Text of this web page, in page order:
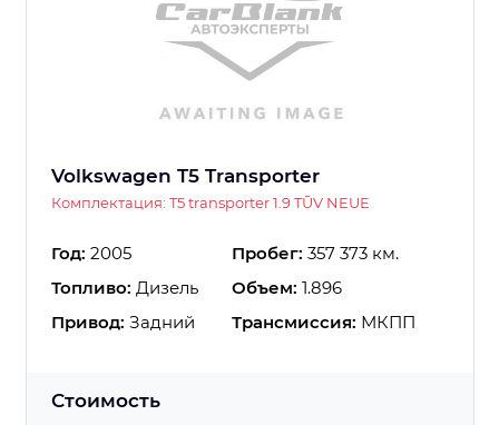
Volkswagen T5 Transporter
Комплектация: T5 transporter 1.9 TŪV NEUE
Год: 2005 Пробег: 357 373 км.
Топливо: Дизель Объем: 1.896
Привод: Задний Трансмиссия: МКПП
Стоимость